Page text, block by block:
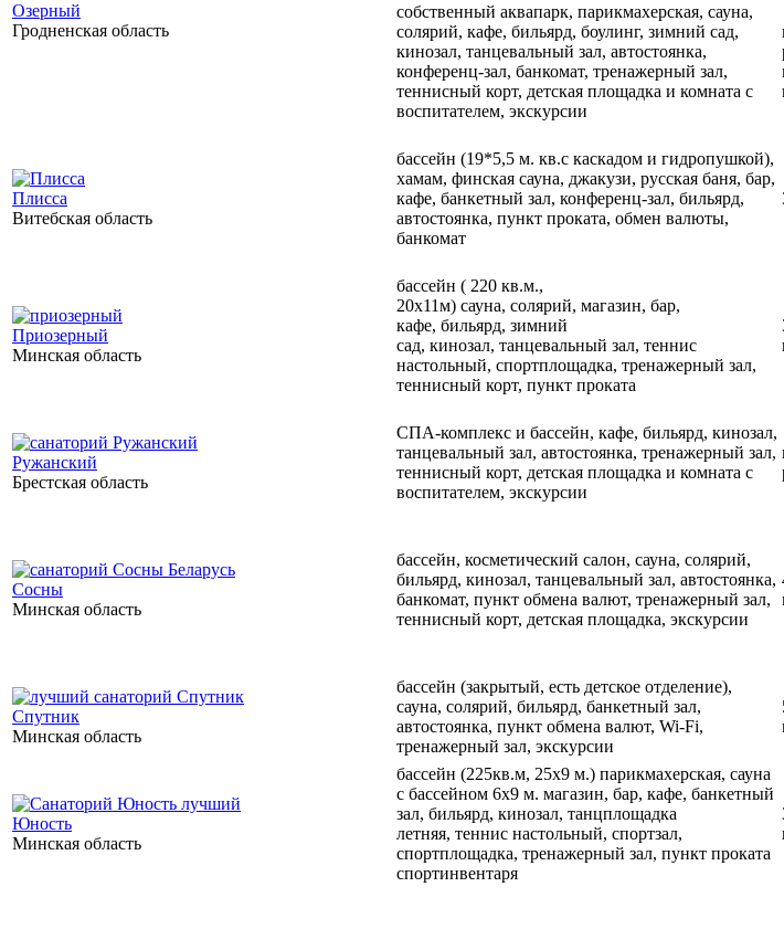
Озерный
Гродненская область
собственный аквапарк, парикмахерская, сауна,
солярий, кафе, бильярд, боулинг, зимний сад,
кинозал, танцевальный зал, автостоянка,
конференц-зал, банкомат, тренажерный зал,
теннисный корт, детская площадка и комната с
воспитателем, экскурсии
Плисса
Витебская область
бассейн (19*5,5 м. кв.с каскадом и гидропушкой),
хамам, финская сауна, джакузи, русская баня, бар,
кафе, банкетный зал, конференц-зал, бильярд,
автостоянка, пункт проката, обмен валюты,
банкомат
Приозерный
Минская область
бассейн ( 220 кв.м.,
20х11м) сауна, солярий, магазин, бар,
кафе, бильярд, зимний
сад, кинозал, танцевальный зал, теннис
настольный, спортплощадка, тренажерный зал,
теннисный корт, пункт проката
Ружанский
Брестская область
СПА-комплекс и бассейн, кафе, бильярд, кинозал,
танцевальный зал, автостоянка, тренажерный зал,
теннисный корт, детская площадка и комната с
воспитателем, экскурсии
Сосны
Минская область
бассейн, косметический салон, сауна, солярий,
бильярд, кинозал, танцевальный зал, автостоянка,
банкомат, пункт обмена валют, тренажерный зал,
теннисный корт, детская площадка, экскурсии
Спутник
Минская область
бассейн (закрытый, есть детское отделение),
сауна, солярий, бильярд, банкетный зал,
автостоянка, пункт обмена валют, Wi-Fi,
тренажерный зал, экскурсии
Юность
Минская область
бассейн (225кв.м, 25х9 м.) парикмахерская, сауна
с бассейном 6х9 м. магазин, бар, кафе, банкетный
зал, бильярд, кинозал, танцплощадка
летняя, теннис настольный, спортзал,
спортплощадка, тренажерный зал, пункт проката
спортинвентаря